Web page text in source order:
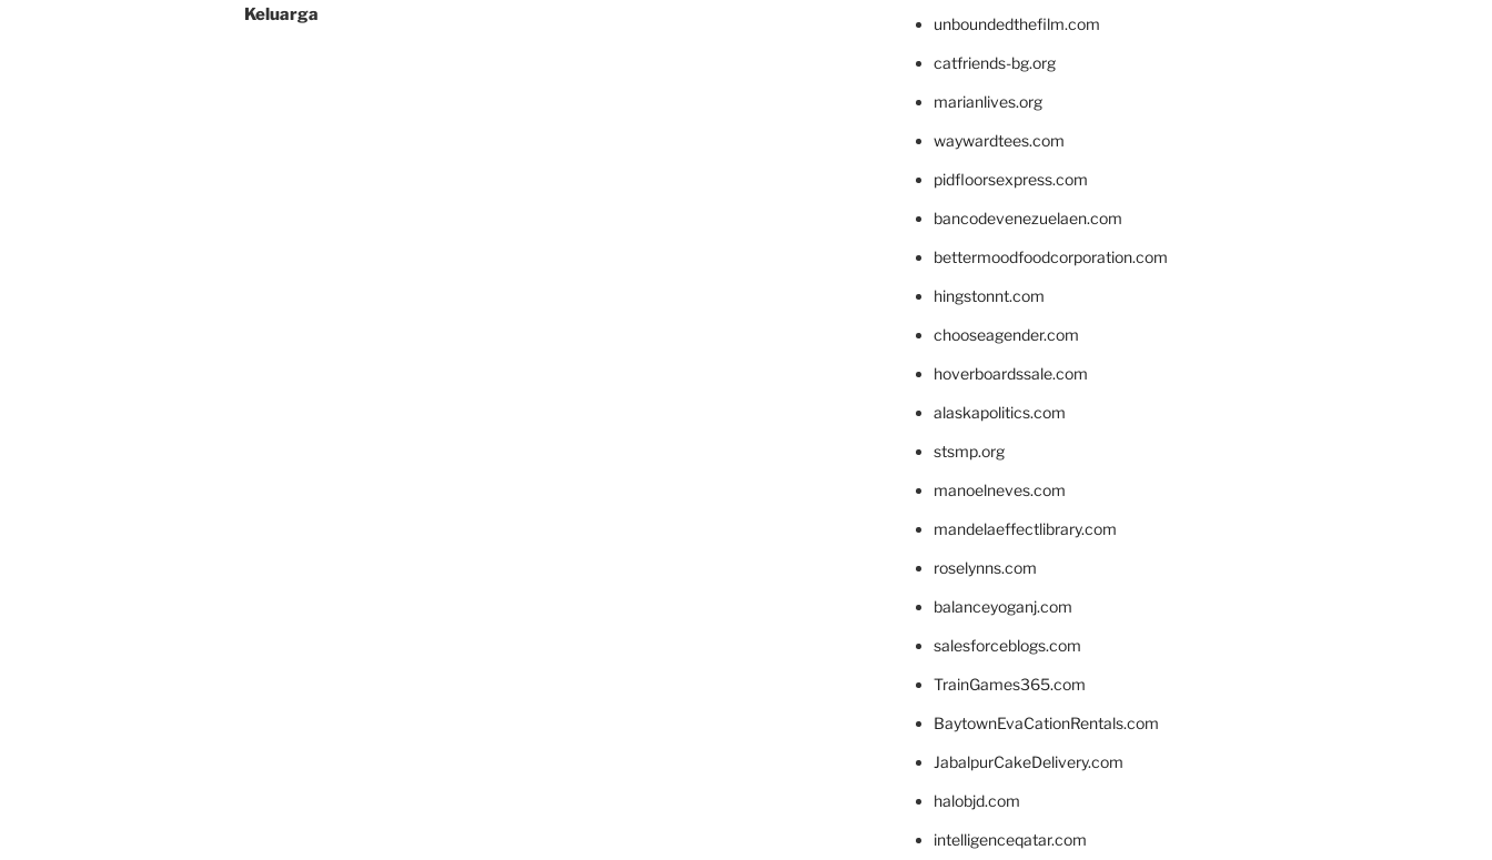
Keluarga
unboundedthefilm.com
catfriends-bg.org
marianlives.org
waywardtees.com
pidfloorsexpress.com
bancodevenezuelaen.com
bettermoodfoodcorporation.com
hingstonnt.com
chooseagender.com
hoverboardssale.com
alaskapolitics.com
stsmp.org
manoelneves.com
mandelaeffectlibrary.com
roselynns.com
balanceyoganj.com
salesforceblogs.com
TrainGames365.com
BaytownEvaCationRentals.com
JabalpurCakeDelivery.com
halobjd.com
intelligenceqatar.com